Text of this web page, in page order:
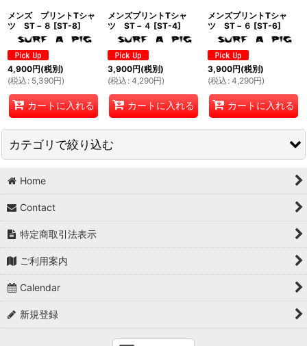
メンズ プリントTシャ
ツ ST－８ [ST-8]
4,900円(税別)
(税込 : 5,390円)
カートに入れる
メンズプリントTシャ
ツ ST－４ [ST-4]
3,900円(税別)
(税込 : 4,290円)
カートに入れる
メンズプリントTシャ
ツ ST－６ [ST-6]
3,900円(税別)
(税込 : 4,290円)
カートに入れる
カテゴリで絞り込む
Surf A Pig
Junky The Pig
GLEEM
Rainbow Sandals
Select Item
Home
Contact
特定商取引法表示
ご利用案内
Calendar
新規登録